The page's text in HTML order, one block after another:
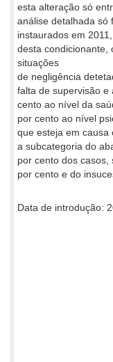
esta alteração só
análise detalhada só
instaurados em
desta condicionante,
situações
de negligência
falta de supervisão e
cento ao nível da
por cento ao nível
que esteja em causa
a subcategoria do
por cento dos
por cento e do
Data de introdução: